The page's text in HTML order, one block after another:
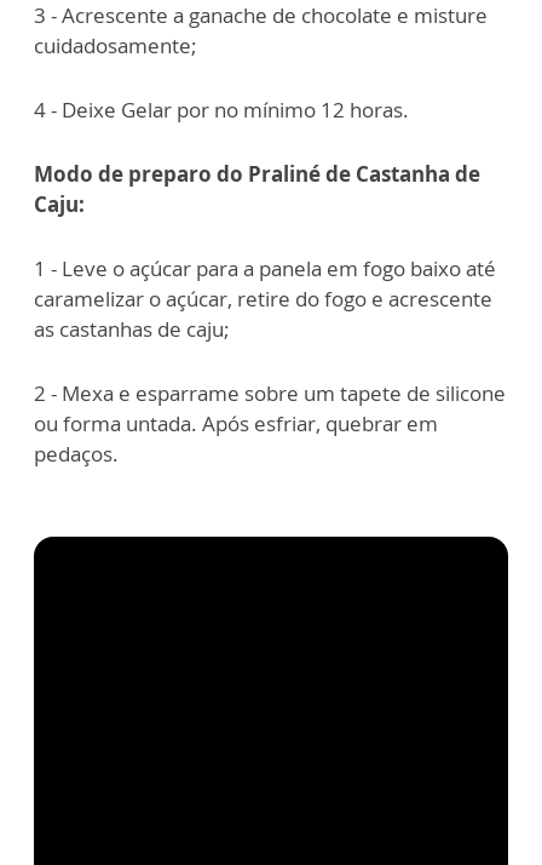
3 - Acrescente a ganache de chocolate e misture
cuidadosamente;
4 - Deixe Gelar por no mínimo 12 horas.
Modo de preparo do Praliné de Castanha de
Caju:
1 - Leve o açúcar para a panela em fogo baixo até
caramelizar o açúcar, retire do fogo e acrescente
as castanhas de caju;
2 - Mexa e esparrame sobre um tapete de silicone
ou forma untada. Após esfriar, quebrar em
pedaços.